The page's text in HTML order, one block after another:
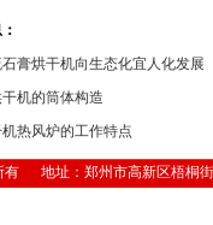
膏烘干机向生态化宜人化发展
机的筒体构造
热风炉的工作特点
有 地址：郑州市高新区梧桐